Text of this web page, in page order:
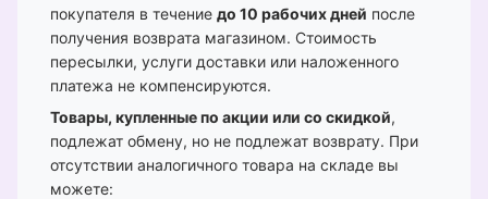
покупателя в течение до 10 рабочих дней после
получения возврата магазином. Стоимость
пересылки, услуги доставки или наложенного
платежа не компенсируются.
Товары, купленные по акции или со скидкой,
подлежат обмену, но не подлежат возврату. При
отсутствии аналогичного товара на складе вы
можете: